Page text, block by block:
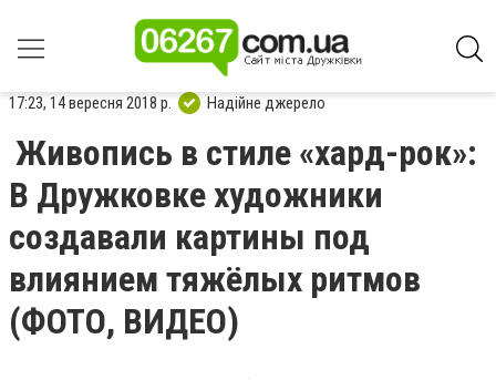
17:23, 14 вересня 2018 р. Надійне джерело
Живопись в стиле «хард-рок»:
В Дружковке художники
создавали картины под
влиянием тяжёлых ритмов
(ФОТО, ВИДЕО)